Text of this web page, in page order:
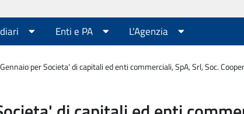
Enti e PA L'Agenzia
per Societa' di capitali ed enti commerciali, SpA, Srl, Soc.